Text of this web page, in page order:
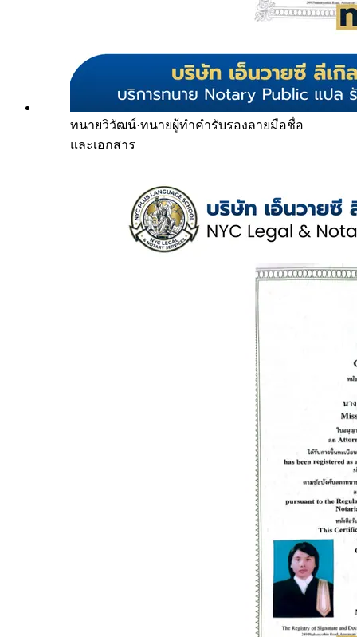
ทนายวิวัฒน์·ทนายผู้ทำคำรับรองลายมือชื่อ
และเอกสาร